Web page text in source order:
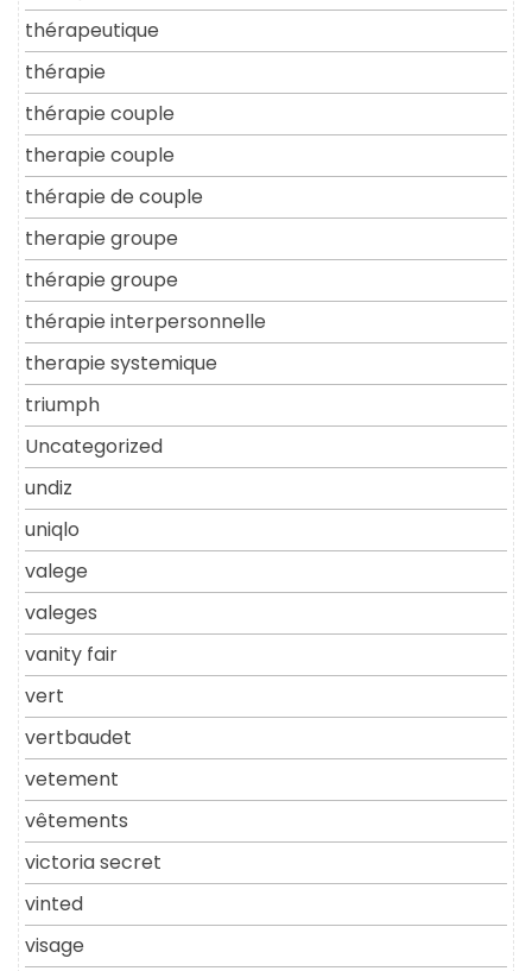
thérapeutique
thérapie
thérapie couple
therapie couple
thérapie de couple
therapie groupe
thérapie groupe
thérapie interpersonnelle
therapie systemique
triumph
Uncategorized
undiz
uniqlo
valege
valeges
vanity fair
vert
vertbaudet
vetement
vêtements
victoria secret
vinted
visage